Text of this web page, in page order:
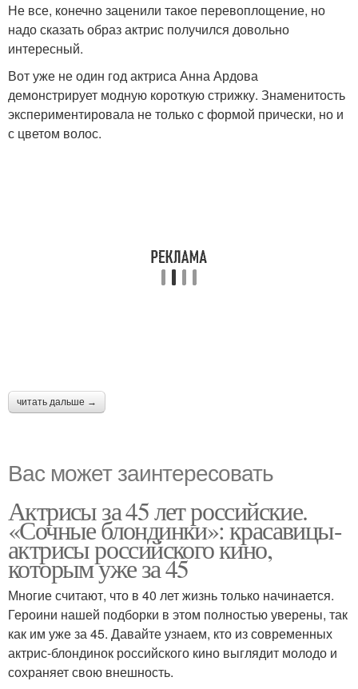
Не все, конечно заценили такое перевоплощение, но
надо сказать образ актрис получился довольно
интересный.
Вот уже не один год актриса Анна Ардова
демонстрирует модную короткую стрижку. Знаменитость
экспериментировала не только с формой прически, но и
с цветом волос.
читать дальше →
Вас может заинтересовать
Актрисы за 45 лет российские.
«Сочные блондинки»: красавицы-
актрисы российского кино,
которым уже за 45
Многие считают, что в 40 лет жизнь только начинается.
Героини нашей подборки в этом полностью уверены, так
как им уже за 45. Давайте узнаем, кто из современных
актрис-блондинок российского кино выглядит молодо и
сохраняет свою внешность.